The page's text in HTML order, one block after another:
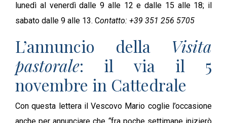
lunedì al venerdì dalle 9 alle 12 e dalle 15 alle 18; il
sabato dalle 9 alle 13. Contatto: +39 351 256 5705
L’annuncio della Visita
pastorale: il via il 5
novembre in Cattedrale
Con questa lettera il Vescovo Mario coglie l’occasione